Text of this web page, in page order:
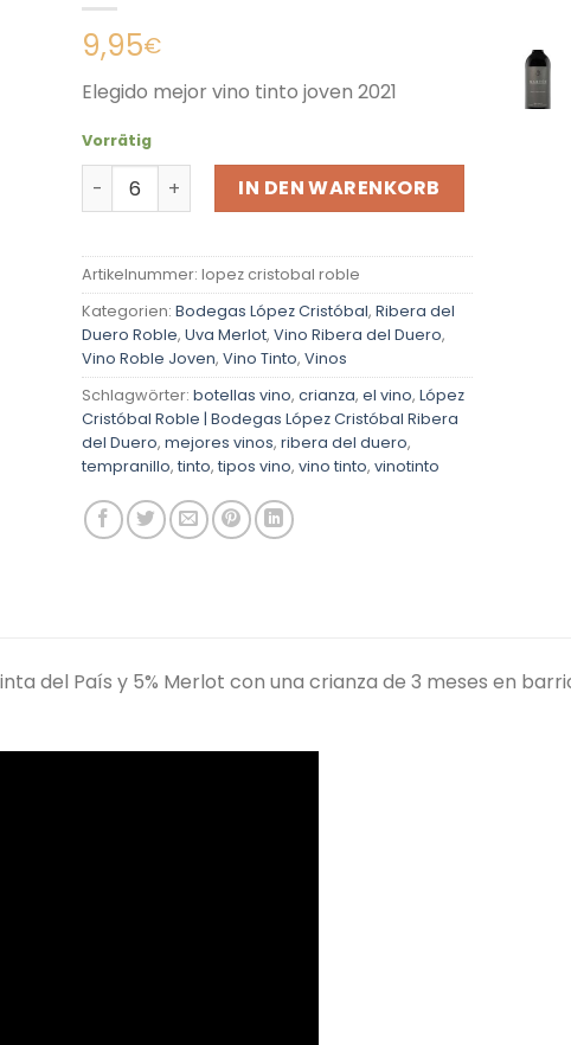
9,95€
Elegido mejor vino tinto joven 2021
Vorrätig
López Cristóbal La Linde 2025 Menge
IN DEN WARENKORB
Artikelnummer: lopez cristobal roble
Kategorien: Bodegas López Cristóbal, Ribera del
Duero Roble, Uva Merlot, Vino Ribera del Duero,
Vino Roble Joven, Vino Tinto, Vinos
Schlagwörter: botellas vino, crianza, el vino, López
Cristóbal Roble | Bodegas López Cristóbal Ribera
del Duero, mejores vinos, ribera del duero,
tempranillo, tinto, tipos vino, vino tinto, vinotinto
del País y 5% Merlot con una crianza de 3 meses en